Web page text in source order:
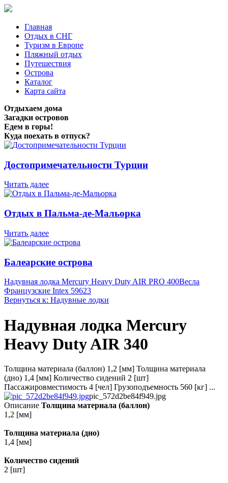
Главная
Отдых в СНГ
Туризм в Европе
Пляжный отдых
Путешествия
Острова
Каталог
Карта сайта
Отдыхаем дома
Загадки островов
Едем в горы!
Куда поехать в отпуск?
Достопримечательности Турции
Читать далее
Отдых в Пальма-де-Мальорка
Читать далее
Балеарские острова
Надувная лодка Mercury Heavy Duty AIR PRO 400Весла
Французские Intex 59623
Вернуться к: Надувные лодки
Надувная лодка Mercury
Heavy Duty AIR 340
Толщина материала (баллон) 1,2 [мм] Толщина материала
(дно) 1,4 [мм] Количество сидений 2 [шт]
Пассажировместимость 4 [чел] Грузоподъемность 560 [кг] ...
pic_572d2be84f949.jpg
Описание Толщина материала (баллон)
1,2 [мм]
Толщина материала (дно)
1,4 [мм]
Количество сидений
2 [шт]